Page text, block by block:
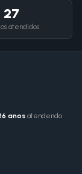
27
atendidos
anos atendendo